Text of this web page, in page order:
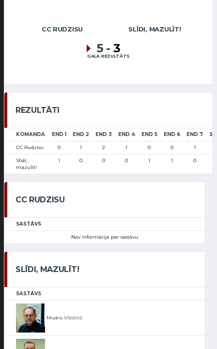
CC RUDZISU SLĪDI, MAZULĪT!
5 - 3
GALA REZULTĀTS
REZULTĀTI
KOMANDA END 1 END 2 END 3 END 4 END 5 END 6 END 7
CC Rudzisu 0 1 2 1 0 0 1
Slīdi,
mazulīt!
1 0 0 0 1 1 0
CC RUDZISU
SASTĀVS
Nav informācija par sastāvu
SLĪDI, MAZULĪT!
SASTĀVS
Modris Vītoliņš